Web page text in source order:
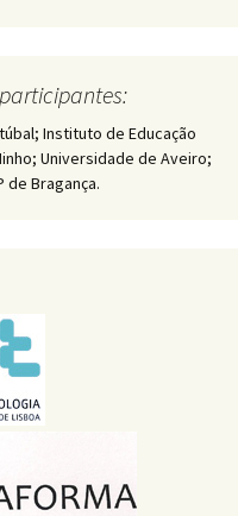
Instituto de Educação
Universidade de Aveiro;
de Bragança.